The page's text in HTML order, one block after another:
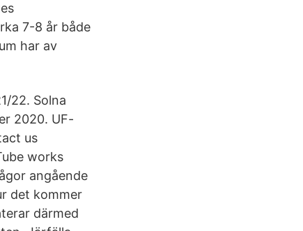
7-8 år både
har av
22. Solna
2020. UF-
us
works
angående
det kommer
därmed